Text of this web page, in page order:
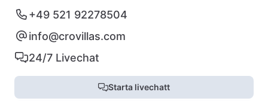
+49 521 92278504
info@crovillas.com
24/7 Livechat
Starta livechatt